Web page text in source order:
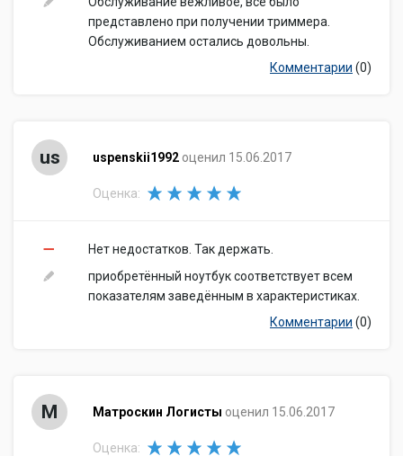
представлено при получении триммера.
Обслуживанием остались довольны.
Комментарии (0)
us uspenskii1992 оценил 15.06.2017
Оценка:
Нет недостатков. Так держать.
приобретённый ноутбук соответствует всем
показателям заведённым в характеристиках.
Комментарии (0)
М Матроскин Логисты оценил 15.06.2017
Оценка: